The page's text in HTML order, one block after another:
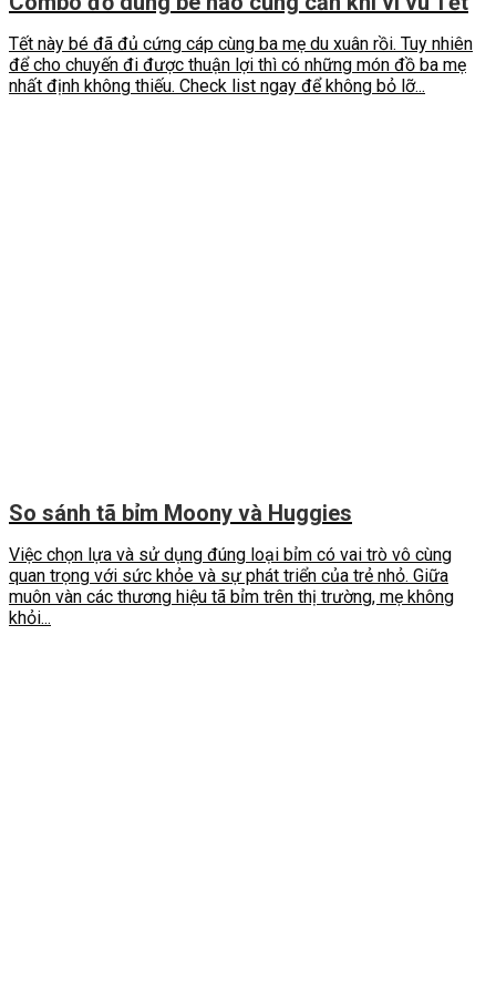
Tết này bé đã đủ cứng cáp cùng ba mẹ du xuân rồi. Tuy nhiên
để cho chuyến đi được thuận lợi thì có những món đồ ba mẹ
nhất định không thiếu. Check list ngay để không bỏ lỡ...
So sánh tã bỉm Moony và Huggies
Việc chọn lựa và sử dụng đúng loại bỉm có vai trò vô cùng
quan trọng với sức khỏe và sự phát triển của trẻ nhỏ. Giữa
muôn vàn các thương hiệu tã bỉm trên thị trường, mẹ không
khỏi...